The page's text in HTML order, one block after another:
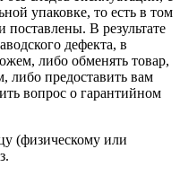
упаковке, то есть в том
В результате
дефекта, в
либо обменять товар,
либо предоставить вам
вопрос о гарантийном
(физическому или